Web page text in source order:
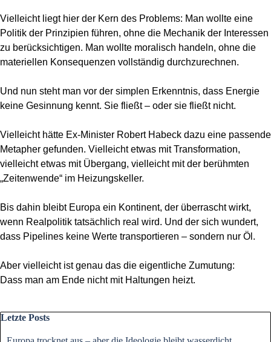
Vielleicht liegt hier der Kern des Problems: Man wollte eine
Politik der Prinzipien führen, ohne die Mechanik der Interessen
zu berücksichtigen. Man wollte moralisch handeln, ohne die
materiellen Konsequenzen vollständig durchzurechnen.
Und nun steht man vor der simplen Erkenntnis, dass Energie
keine Gesinnung kennt. Sie fließt – oder sie fließt nicht.
Vielleicht hätte Ex-Minister Robert Habeck dazu eine passende
Metapher gefunden. Vielleicht etwas mit Transformation,
vielleicht etwas mit Übergang, vielleicht mit der berühmten
„Zeitenwende“ im Heizungskeller.
Bis dahin bleibt Europa ein Kontinent, der überrascht wirkt,
wenn Realpolitik tatsächlich real wird. Und der sich wundert,
dass Pipelines keine Werte transportieren – sondern nur Öl.
Aber vielleicht ist genau das die eigentliche Zumutung:
Dass man am Ende nicht mit Haltungen heizt.
Block überspringen Letzte Posts
Letzte Posts